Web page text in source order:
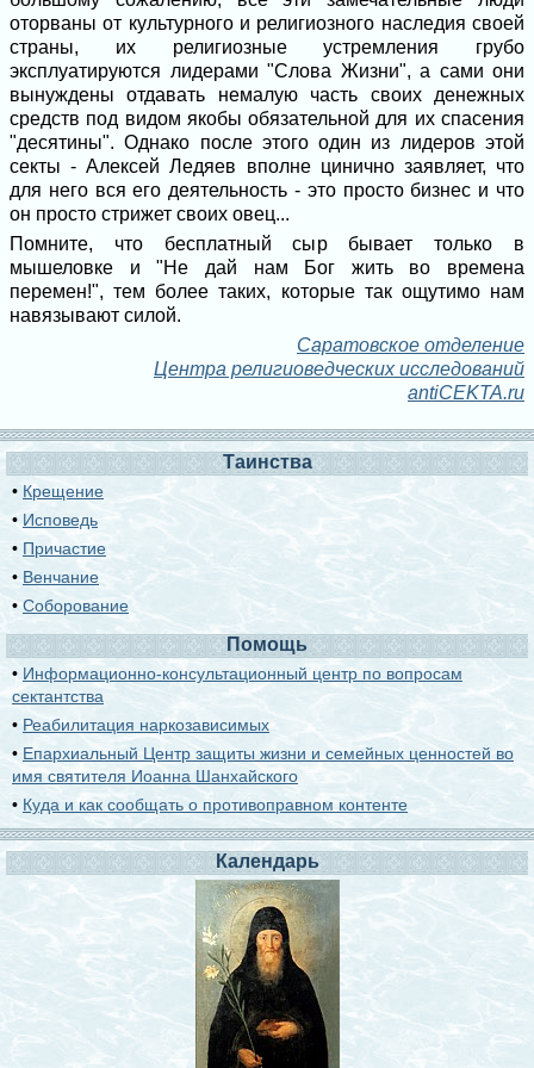
оторваны от культурного и религиозного наследия своей
страны, их религиозные устремления грубо
эксплуатируются лидерами "Слова Жизни", а сами они
вынуждены отдавать немалую часть своих денежных
средств под видом якобы обязательной для их спасения
"десятины". Однако после этого один из лидеров этой
секты - Алексей Ледяев вполне цинично заявляет, что
для него вся его деятельность - это просто бизнес и что
он просто стрижет своих овец...
Помните, что бесплатный сыр бывает только в
мышеловке и "Не дай нам Бог жить во времена
перемен!", тем более таких, которые так ощутимо нам
навязывают силой.
Саратовское отделение
Центра религиоведческих исследований
antiCEKTA.ru
Таинства
• Крещение
• Исповедь
• Причастие
• Венчание
•Соборование
Помощь
• Информационно-консультационный центр по вопросам
сектантства
• Реабилитация наркозависимых
• Епархиальный Центр защиты жизни и семейных ценностей во
имя святителя Иоанна Шанхайского
• Куда и как сообщать о противоправном контенте
Календарь